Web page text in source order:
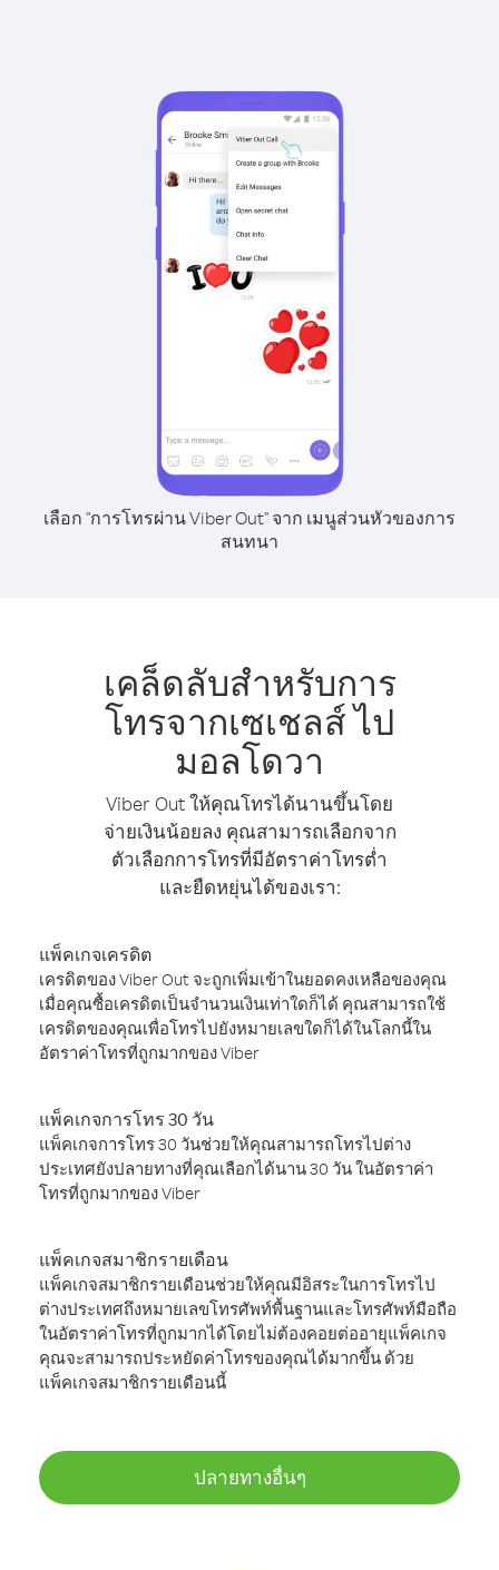
เลือก "การโทรผ่าน Viber Out" จาก เมนูส่วนหัวของการ
สนทนา
เคล็ดลับสำหรับการ
โทรจากเซเชลส์ ไป
มอลโดวา
Viber Out ให้คุณโทรได้นานขึ้นโดย
จ่ายเงินน้อยลง คุณสามารถเลือกจาก
ตัวเลือกการโทรที่มีอัตราค่าโทรต่ำ
และยืดหยุ่นได้ของเรา:
แพ็คเกจเครดิต
เครดิตของ Viber Out จะถูกเพิ่มเข้าในยอดคงเหลือของคุณ
เมื่อคุณซื้อเครดิตเป็นจำนวนเงินเท่าใดก็ได้ คุณสามารถใช้
เครดิตของคุณเพื่อโทรไปยังหมายเลขใดก็ได้ในโลกนี้ใน
อัตราค่าโทรที่ถูกมากของ Viber
แพ็คเกจการโทร 30 วัน
แพ็คเกจการโทร 30 วันช่วยให้คุณสามารถโทรไปต่าง
ประเทศยังปลายทางที่คุณเลือกได้นาน 30 วัน ในอัตราค่า
โทรที่ถูกมากของ Viber
แพ็คเกจสมาชิกรายเดือน
แพ็คเกจสมาชิกรายเดือนช่วยให้คุณมีอิสระในการโทรไป
ต่างประเทศถึงหมายเลขโทรศัพท์พื้นฐานและโทรศัพท์มือถือ
ในอัตราค่าโทรที่ถูกมากได้โดยไม่ต้องคอยต่ออายุแพ็คเกจ
คุณจะสามารถประหยัดค่าโทรของคุณได้มากขึ้น ด้วย
แพ็คเกจสมาชิกรายเดือนนี้
ปลายทางอื่นๆ